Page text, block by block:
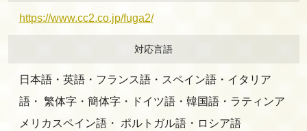
https://www.cc2.co.jp/fuga2/
対応言語
日本語・英語・フランス語・スペイン語・イタリア
語・ 繁体字・簡体字・ドイツ語・韓国語・ラティンア
メリカスペイン語・ ポルトガル語・ロシア語